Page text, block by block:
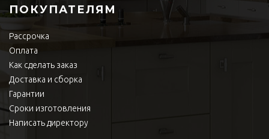
ПОКУПАТЕЛЯМ
Рассрочка
Оплата
Как сделать заказ
Доставка и сборка
Гарантии
Сроки изготовления
Написать директору